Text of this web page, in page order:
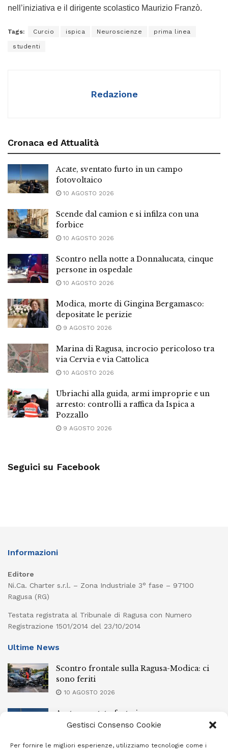
Gestisci Consenso Cookie
Per fornire le migliori esperienze, utilizziamo tecnologie come i
nell’iniziativa e il dirigente scolastico Maurizio Franzò.
Tags: Curcio ispica Neuroscienze prima linea
studenti
Redazione
Cronaca ed Attualità
Acate, sventato furto in un campo
fotovoltaico
10 AGOSTO 2026
Scende dal camion e si infilza con una
forbice
10 AGOSTO 2026
Scontro nella notte a Donnalucata, cinque
persone in ospedale
10 AGOSTO 2026
Modica, morte di Gingina Bergamasco:
depositate le perizie
9 AGOSTO 2026
Marina di Ragusa, incrocio pericoloso tra
via Cervia e via Cattolica
10 AGOSTO 2026
Ubriachi alla guida, armi improprie e un
arresto: controlli a raffica da Ispica a
Pozzallo
9 AGOSTO 2026
Seguici su Facebook
Informazioni
Editore
Ni.Ca. Charter s.r.l. – Zona Industriale 3° fase – 97100
Ragusa (RG)
Testata registrata al Tribunale di Ragusa con Numero
Registrazione 1501/2014 del 23/10/2014
Ultime News
Scontro frontale sulla Ragusa-Modica: ci
sono feriti
10 AGOSTO 2026
Acate, sventato furto in un campo
fotovoltaico